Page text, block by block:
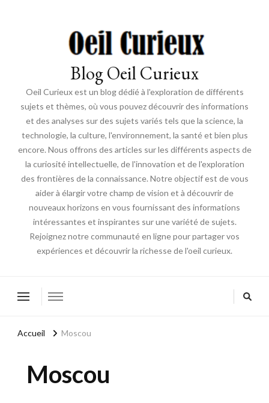
Blog Oeil Curieux
Oeil Curieux est un blog dédié à l'exploration de différents
sujets et thèmes, où vous pouvez découvrir des informations
et des analyses sur des sujets variés tels que la science, la
technologie, la culture, l'environnement, la santé et bien plus
encore. Nous offrons des articles sur les différents aspects de
la curiosité intellectuelle, de l'innovation et de l'exploration
des frontières de la connaissance. Notre objectif est de vous
aider à élargir votre champ de vision et à découvrir de
nouveaux horizons en vous fournissant des informations
intéressantes et inspirantes sur une variété de sujets.
Rejoignez notre communauté en ligne pour partager vos
expériences et découvrir la richesse de l'oeil curieux.
Accueil Moscou
Moscou